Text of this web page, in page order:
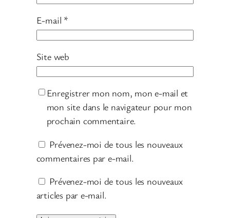
E-mail *
Site web
Enregistrer mon nom, mon e-mail et
mon site dans le navigateur pour mon
prochain commentaire.
Prévenez-moi de tous les nouveaux
commentaires par e-mail.
Prévenez-moi de tous les nouveaux
articles par e-mail.